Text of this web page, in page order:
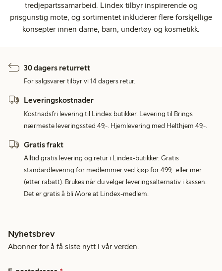
tredjepartssamarbeid. Lindex tilbyr inspirerende og
prisgunstig mote, og sortimentet inkluderer flere forskjellige
konsepter innen dame, barn, undertøy og kosmetikk.
30 dagers returrett
For salgsvarer tilbyr vi 14 dagers retur.
Leveringskostnader
Kostnadsfri levering til Lindex butikker. Levering til Brings
nærmeste leveringssted 49,-. Hjemlevering med Helthjem 49,-.
Gratis frakt
Alltid gratis levering og retur i Lindex-butikker. Gratis
standardlevering for medlemmer ved kjøp for 499,- eller mer
(etter rabatt). Brukes når du velger leveringsalternativ i kassen.
Det er gratis å bli More at Lindex-medlem.
Nyhetsbrev
Abonner for å få siste nytt i vår verden.